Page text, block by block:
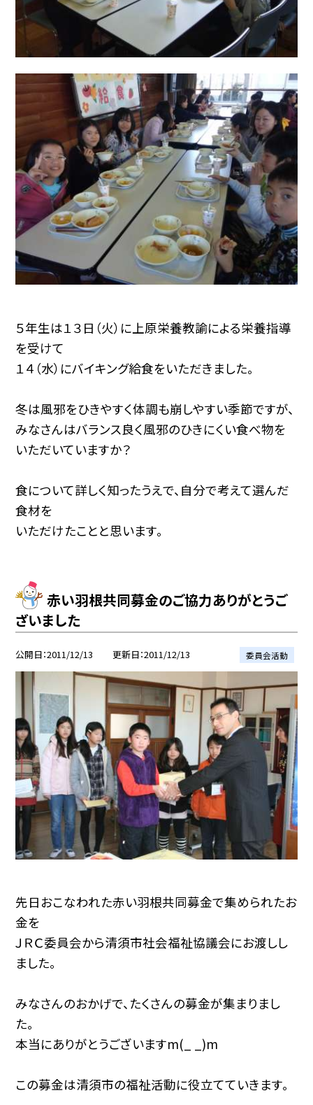
５年生は１３日（火）に上原栄養教諭による栄養指導
を受けて
１４（水）にバイキング給食をいただきました。
冬は風邪をひきやすく体調も崩しやすい季節ですが、
みなさんはバランス良く風邪のひきにくい食べ物を
いただいていますか？
食について詳しく知ったうえで、自分で考えて選んだ
食材を
いただけたことと思います。
赤い羽根共同募金のご協力ありがとうご
ざいました
公開日 2011/12/13 更新日 2011/12/13 委員会活動
先日おこなわれた赤い羽根共同募金で集められたお
金を
ＪＲＣ委員会から清須市社会福祉協議会にお渡しし
ました。
みなさんのおかげで、たくさんの募金が集まりまし
た。
本当にありがとうございますm(_ _)m
この募金は清須市の福祉活動に役立てていきます。